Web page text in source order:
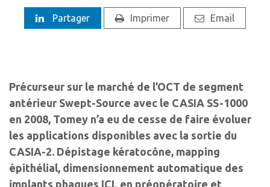
Partager Imprimer Email
Précurseur sur le marché de l’OCT de segment
antérieur Swept-Source avec le CASIA SS-1000
en 2008, Tomey n’a eu de cesse de faire évoluer
les applications disponibles avec la sortie du
CASIA-2. Dépistage kératocône, mapping
épithélial, dimensionnement automatique des
implants phaques ICL en préopératoire et